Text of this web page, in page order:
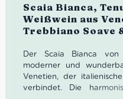
Scaia Bianca,
Weißwein aus
Trebbiano Soave
Der Scaia Bianca von
moderner und
Venetien, der
verbindet. Die
mit4.33
von 5